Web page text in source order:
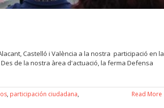
Castelló i València a la nostra participació en la
de la nostra àrea d'actuació, la ferma Defensa
, participación ciudadana,
Read More